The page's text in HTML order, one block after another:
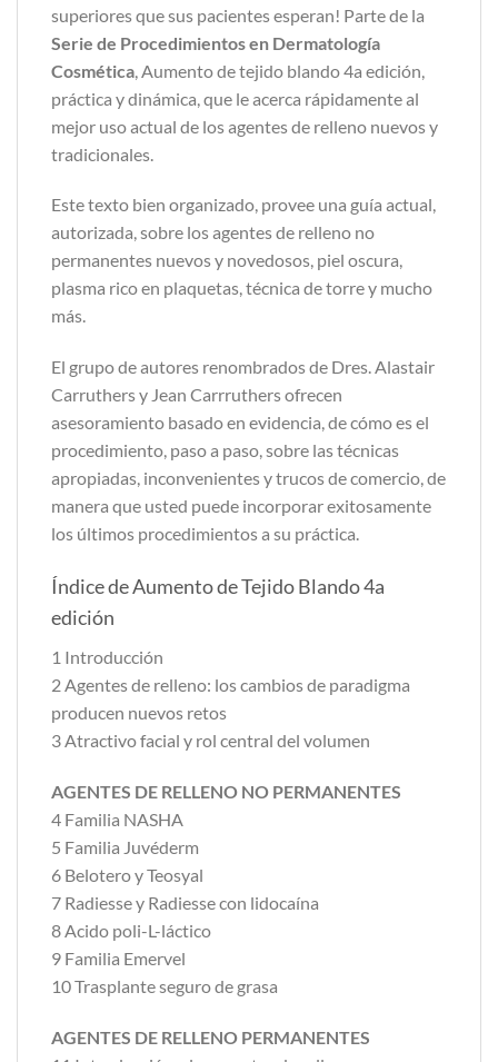
superiores que sus pacientes esperan! Parte de la
Serie de Procedimientos en Dermatología
Cosmética , Aumento de tejido blando 4a edición,
práctica y dinámica, que le acerca rápidamente al
mejor uso actual de los agentes de relleno nuevos y
tradicionales.
Este texto bien organizado, provee una guía actual,
autorizada, sobre los agentes de relleno no
permanentes nuevos y novedosos, piel oscura,
plasma rico en plaquetas, técnica de torre y mucho
más.
El grupo de autores renombrados de Dres. Alastair
Carruthers y Jean Carrruthers ofrecen
asesoramiento basado en evidencia, de cómo es el
procedimiento, paso a paso, sobre las técnicas
apropiadas, inconvenientes y trucos de comercio, de
manera que usted puede incorporar exitosamente
los últimos procedimientos a su práctica.
Índice de Aumento de Tejido Blando 4a
edición
1 Introducción
2 Agentes de relleno: los cambios de paradigma
producen nuevos retos
3 Atractivo facial y rol central del volumen
AGENTES DE RELLENO NO PERMANENTES
4 Familia NASHA
5 Familia Juvéderm
6 Belotero y Teosyal
7 Radiesse y Radiesse con lidocaína
8 Acido poli-L-láctico
9 Familia Emervel
10 Trasplante seguro de grasa
AGENTES DE RELLENO PERMANENTES